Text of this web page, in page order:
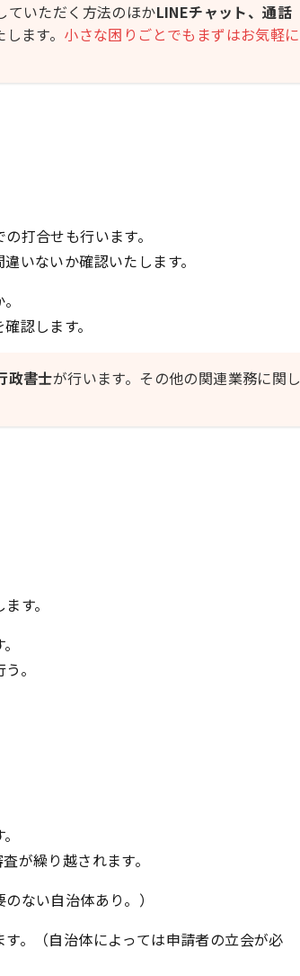
ていただく方法のほかLINEチャット、通話
ます。 小さな困りごとでもまずはお気軽に
打合せも行います。
いないか確認いたします。
認します。
政書士が行います。その他の関連業務に関し
す。
。
が繰り越されます。
ない自治体あり。）
。（自治体によっては申請者の立会が必